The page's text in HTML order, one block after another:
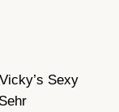
Sexy